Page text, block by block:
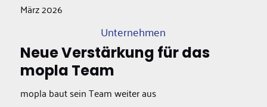
März 2026
Unternehmen
Neue Verstärkung für das
mopla Team
mopla baut sein Team weiter aus